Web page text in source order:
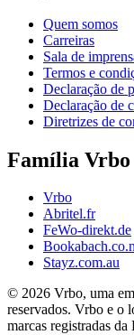
Quem somos
Carreiras
Sala de
Termos e
Declaração de
Declaração de
Diretrizes de
Família Vrbo
Vrbo
Abritel.fr
FeWo-direkt.de
Stayz.com.au
© 2026 Vrbo, uma
reservados. Vrbo e o
marcas registradas